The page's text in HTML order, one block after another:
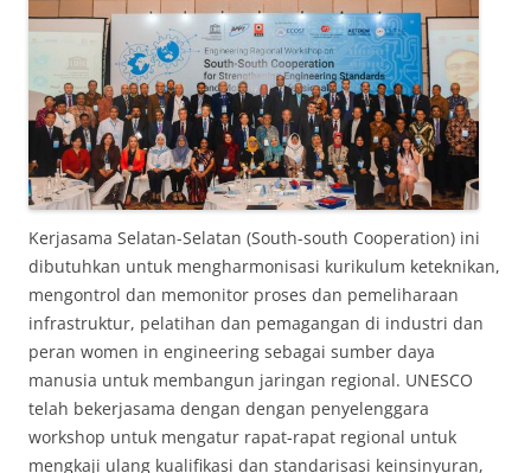
Kerjasama Selatan-Selatan (South-south Cooperation) ini
dibutuhkan untuk mengharmonisasi kurikulum keteknikan,
mengontrol dan memonitor proses dan pemeliharaan
infrastruktur, pelatihan dan pemagangan di industri dan
peran women in engineering sebagai sumber daya
manusia untuk membangun jaringan regional. UNESCO
telah bekerjasama dengan dengan penyelenggara
workshop untuk mengatur rapat-rapat regional untuk
mengkaji ulang kualifikasi dan standarisasi keinsinyuran,